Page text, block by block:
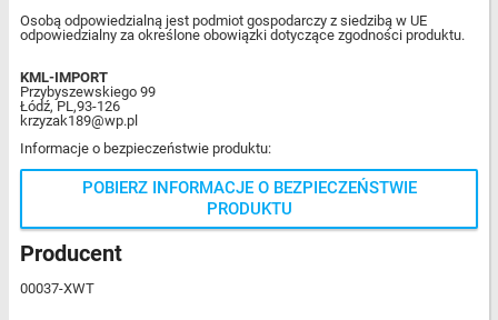
Osobą odpowiedzialną jest podmiot gospodarczy z siedzibą w UE
odpowiedzialny za określone obowiązki dotyczące zgodności produktu.
KML-IMPORT
Przybyszewskiego 99
Łódź, PL,93-126
krzyzak189@wp.pl
Informacje o bezpieczeństwie produktu:
POBIERZ INFORMACJE O BEZPIECZEŃSTWIE
PRODUKTU
Producent
00037-XWT